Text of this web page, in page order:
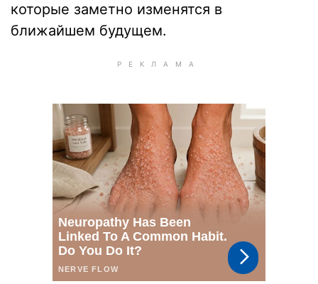
которые заметно изменятся в
ближайшем будущем.